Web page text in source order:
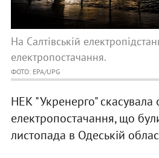
На Салтівській
електропостачання.
ФОТО: EPA/UPG
НЕК "Укренерго"
електропостачання, що
листопада в Одеській